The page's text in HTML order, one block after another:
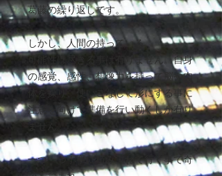
葛藤の繰り返しです。
しかし、人間の持っている
可能性は尽きる事は有りません。自身
の感覚、感性、想像力を持って脳や肉
体を操り、使いこなして形にする事に
注意を向けて準備を行い動くしか有り
ません。
一つ一つ丁寧に積み重ねて行く事で奇